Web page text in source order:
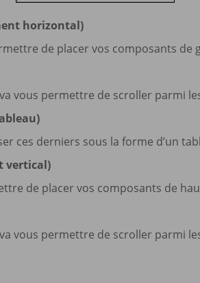
horizontal)
de placer vos composants de
vous permettre de scroller parmi
ces derniers sous la forme d’un
vertical)
de placer vos composants de
vous permettre de scroller parmi